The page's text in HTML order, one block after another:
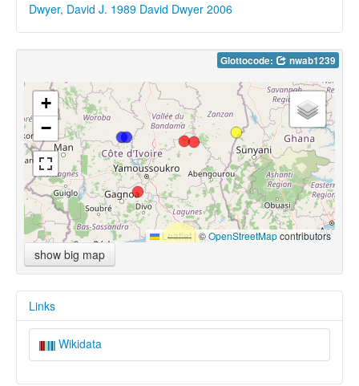
Dwyer, David J. 1989 David Dwyer 2006
Glottocode: nwab1239
+
−
Leaflet |©OpenStreetMapcontributors
show big map
Links
Wikidata